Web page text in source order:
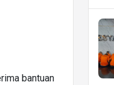
bantuan